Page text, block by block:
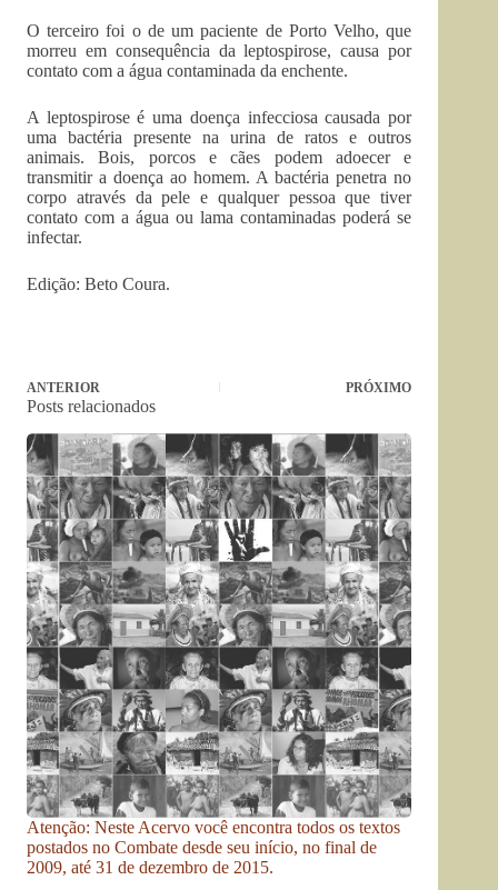
O terceiro foi o de um paciente de Porto Velho, que
morreu em consequência da leptospirose, causa por
contato com a água contaminada da enchente.
A leptospirose é uma doença infecciosa causada por
uma bactéria presente na urina de ratos e outros
animais. Bois, porcos e cães podem adoecer e
transmitir a doença ao homem. A bactéria penetra no
corpo através da pele e qualquer pessoa que tiver
contato com a água ou lama contaminadas poderá se
infectar.
Edição: Beto Coura.
ANTERIOR PRÓXIMO
Posts relacionados
Atenção: Neste Acervo você encontra todos os textos
postados no Combate desde seu início, no final de
2009, até 31 de dezembro de 2015.